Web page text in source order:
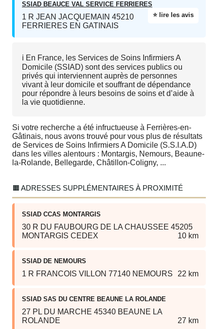
SSIAD BEAUCE VAL SERVICE FERRIERES
⭐ lire les avis
1 R JEAN JACQUEMAIN 45210
FERRIERES EN GATINAIS
ℹ️ En France, les Services de Soins Infirmiers A
Domicile (SSIAD) sont des services publics ou
privés qui interviennent auprès de personnes
vivant à leur domicile et souffrant de dépendance
pour répondre à leurs besoins de soins et d’aide à
la vie quotidienne.
Si votre recherche a été infructueuse à Ferrières-en-
Gâtinais, nous avons trouvé pour vous plus de résultats
de Services de Soins Infirmiers A Domicile (S.S.I.A.D)
dans les villes alentours : Montargis, Nemours, Beaune-
la-Rolande, Bellegarde, Châtillon-Coligny, ...
🟧 ADRESSES SUPPLÉMENTAIRES À PROXIMITÉ
SSIAD CCAS MONTARGIS
30 R DU FAUBOURG DE LA CHAUSSEE 45205
MONTARGIS CEDEX
10 km
SSIAD DE NEMOURS
1 R FRANCOIS VILLON 77140 NEMOURS 22 km
SSIAD SAS DU CENTRE BEAUNE LA ROLANDE
27 PL DU MARCHE 45340 BEAUNE LA
ROLANDE
27 km